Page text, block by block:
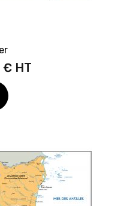
€